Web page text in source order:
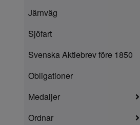
Järnväg
Sjöfart
Svenska Aktiebrev före 1850
Obligationer
Medaljer
Ordnar